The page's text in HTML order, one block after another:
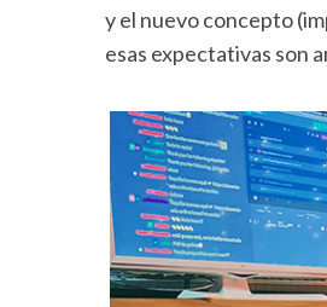
y el nuevo concepto
esas expectativas son